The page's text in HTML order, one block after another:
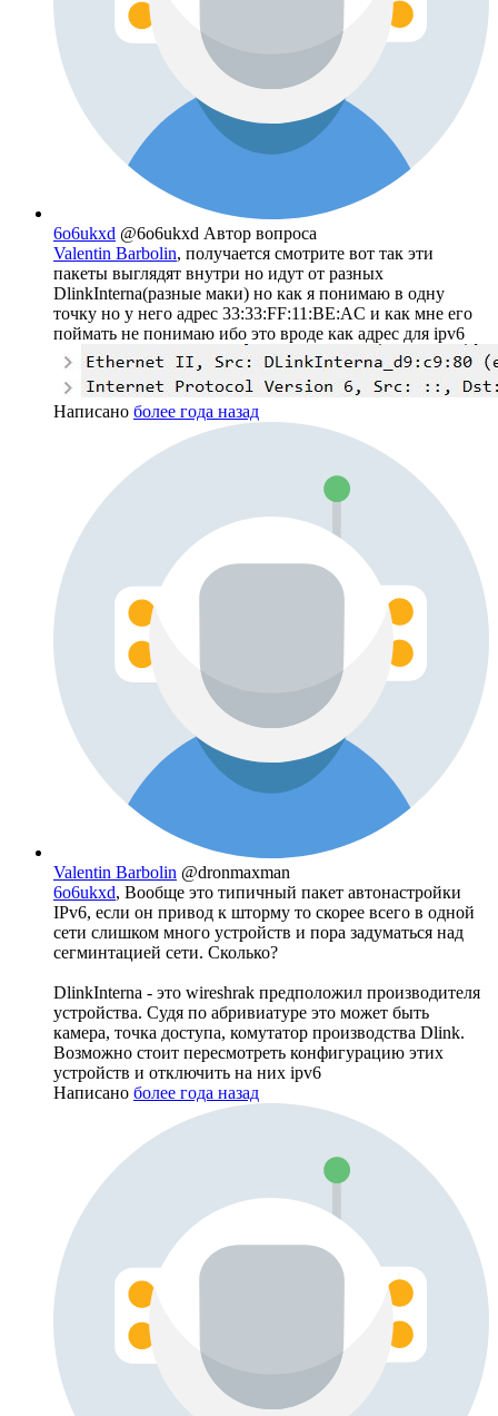
6o6ukxd @6o6ukxd Автор вопроса
Valentin Barbolin, получается смотрите вот так эти
пакеты выглядят внутри но идут от разных
DlinkInterna(разные маки) но как я понимаю в одну
точку но у него адрес 33:33:FF:11:BE:AC и как мне его
поймать не понимаю ибо это вроде как адрес для ipv6
Написано более года назад
Valentin Barbolin @dronmaxman
6o6ukxd, Вообще это типичный пакет автонастройки
IPv6, если он привод к шторму то скорее всего в одной
сети слишком много устройств и пора задуматься над
сегминтацией сети. Сколько?
DlinkInterna - это wireshrak предположил производителя
устройства. Судя по абривиатуре это может быть
камера, точка доступа, комутатор производства Dlink.
Возможно стоит пересмотреть конфигурацию этих
устройств и отключить на них ipv6
Написано более года назад